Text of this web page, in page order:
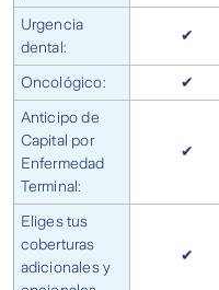
Urgencia
dental:
✔
Oncológico: ✔
Anticipo de
Capital por
Enfermedad
Terminal:
✔
Eliges tus
coberturas
adicionales y
✔